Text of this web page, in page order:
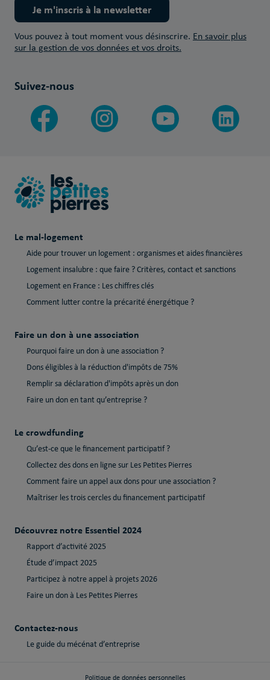
Je m'inscris à la newsletter
Vous pouvez à tout moment vous désinscrire. En savoir plus
sur la gestion de vos données et vos droits.
Suivez-nous
Le mal-logement
Aide pour trouver un logement : organismes et aides financières
Logement insalubre : que faire ? Critères, contact et sanctions
Logement en France : Les chiffres clés
Comment lutter contre la précarité énergétique ?
Faire un don à une association
Pourquoi faire un don à une association ?
Dons éligibles à la réduction d'impôts de 75%
Remplir sa déclaration d'impôts après un don
Faire un don en tant qu’entreprise ?
Le crowdfunding
Qu’est-ce que le financement participatif ?
Collectez des dons en ligne sur Les Petites Pierres
Comment faire un appel aux dons pour une association ?
Maîtriser les trois cercles du financement participatif
Découvrez notre Essentiel 2024
Rapport d’activité 2025
Étude d’impact 2025
Participez à notre appel à projets 2026
Faire un don à Les Petites Pierres
Contactez-nous
Le guide du mécénat d’entreprise
Politique de données personnelles